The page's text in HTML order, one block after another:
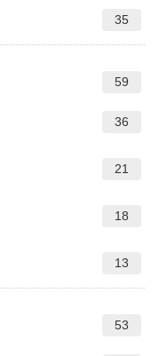
35
59
36
21
18
13
53